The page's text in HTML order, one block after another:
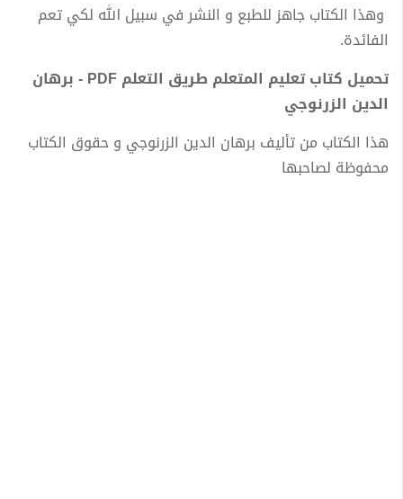
وهذا الكتاب جاهز للطبع و النشر في سبيل الله لكي تعم
الفائدة.
تحميل كتاب تعليم المتعلم طريق التعلم PDF - برهان
الدين الزرنوجي
هذا الكتاب من تأليف برهان الدين الزرنوجي و حقوق الكتاب
محفوظة لصاحبها